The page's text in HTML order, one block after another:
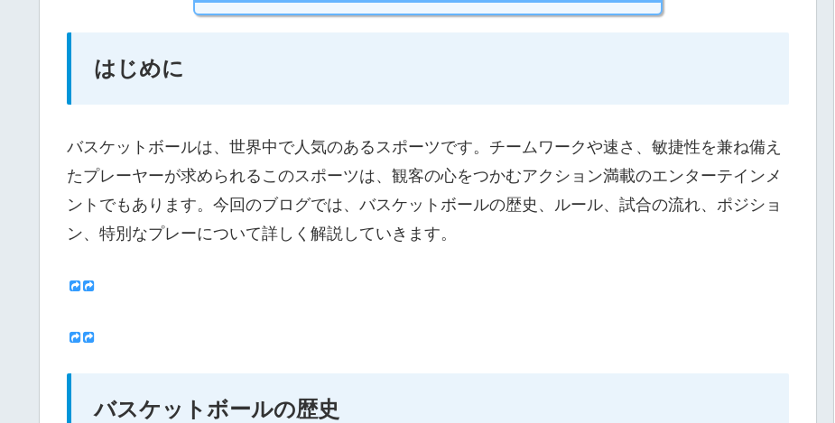
はじめに
バスケットボールは、世界中で人気のあるスポーツです。チームワークや速さ、敏捷性を兼ね備え
たプレーヤーが求められるこのスポーツは、観客の心をつかむアクション満載のエンターテインメ
ントでもあります。今回のブログでは、バスケットボールの歴史、ルール、試合の流れ、ポジショ
ン、特別なプレーについて詳しく解説していきます。
バスケットボールの歴史